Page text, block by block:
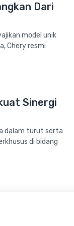
Dari
model unik
Chery resmi
Sinergi
dalam turut serta
di bidang